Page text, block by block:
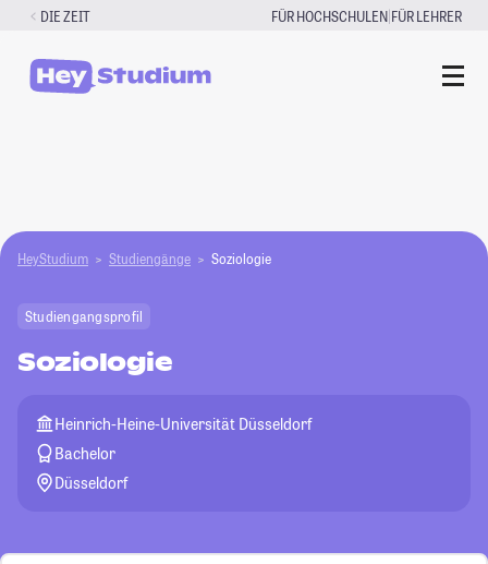
Zum
springen
DIE ZEIT FÜR HOCHSCHULEN|FÜR LEHRER
HeyStudium Studiengänge Soziologie
Studiengangsprofil
Soziologie
Heinrich-Heine-Universität Düsseldorf
Bachelor
Düsseldorf